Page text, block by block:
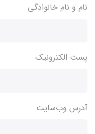
نام و نام خانوادگی
پست الکترونیک
آدرس وب‌سایت